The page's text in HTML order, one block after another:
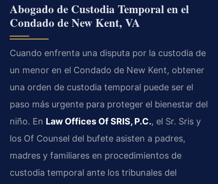
Abogado de Custodia Temporal en el
Condado de New Kent, VA
Cuando enfrenta una disputa por la custodia de
un menor en el Condado de New Kent, obtener
una orden de custodia temporal puede ser el
paso más urgente para proteger el bienestar del
niño. En Law Offices Of SRIS, P.C., el Sr. Sris y
los Of Counsel del bufete asisten a padres,
madres y familiares en procedimientos de
custodia temporal ante los tribunales del